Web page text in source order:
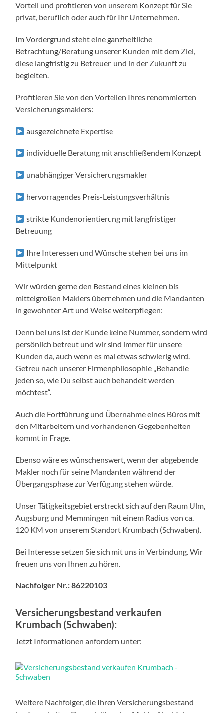
Vorteil und profitieren von unserem Konzept für Sie
privat, beruflich oder auch für Ihr Unternehmen.
Im Vordergrund steht eine ganzheitliche
Betrachtung/Beratung unserer Kunden mit dem Ziel,
diese langfristig zu Betreuen und in der Zukunft zu
begleiten.
Profitieren Sie von den Vorteilen Ihres renommierten
Versicherungsmaklers:
ausgezeichnete Expertise
individuelle Beratung mit anschließendem Konzept
unabhängiger Versicherungsmakler
hervorragendes Preis-Leistungsverhältnis
strikte Kundenorientierung mit langfristiger
Betreuung
Ihre Interessen und Wünsche stehen bei uns im
Mittelpunkt
Wir würden gerne den Bestand eines kleinen bis
mittelgroßen Maklers übernehmen und die Mandanten
in gewohnter Art und Weise weiterpflegen:
Denn bei uns ist der Kunde keine Nummer, sondern wird
persönlich betreut und wir sind immer für unsere
Kunden da, auch wenn es mal etwas schwierig wird.
Getreu nach unserer Firmenphilosophie „Behandle
jeden so, wie Du selbst auch behandelt werden
möchtest“.
Auch die Fortführung und Übernahme eines Büros mit
den Mitarbeitern und vorhandenen Gegebenheiten
kommt in Frage.
Ebenso wäre es wünschenswert, wenn der abgebende
Makler noch für seine Mandanten während der
Übergangsphase zur Verfügung stehen würde.
Unser Tätigkeitsgebiet erstreckt sich auf den Raum Ulm,
Augsburg und Memmingen mit einem Radius von ca.
120 KM von unserem Standort Krumbach (Schwaben).
Bei Interesse setzen Sie sich mit uns in Verbindung. Wir
freuen uns von Ihnen zu hören.
Nachfolger Nr.: 86220103
Versicherungsbestand verkaufen
Krumbach (Schwaben):
Jetzt Informationen anfordern unter:
Weitere Nachfolger, die Ihren Versicherungsbestand